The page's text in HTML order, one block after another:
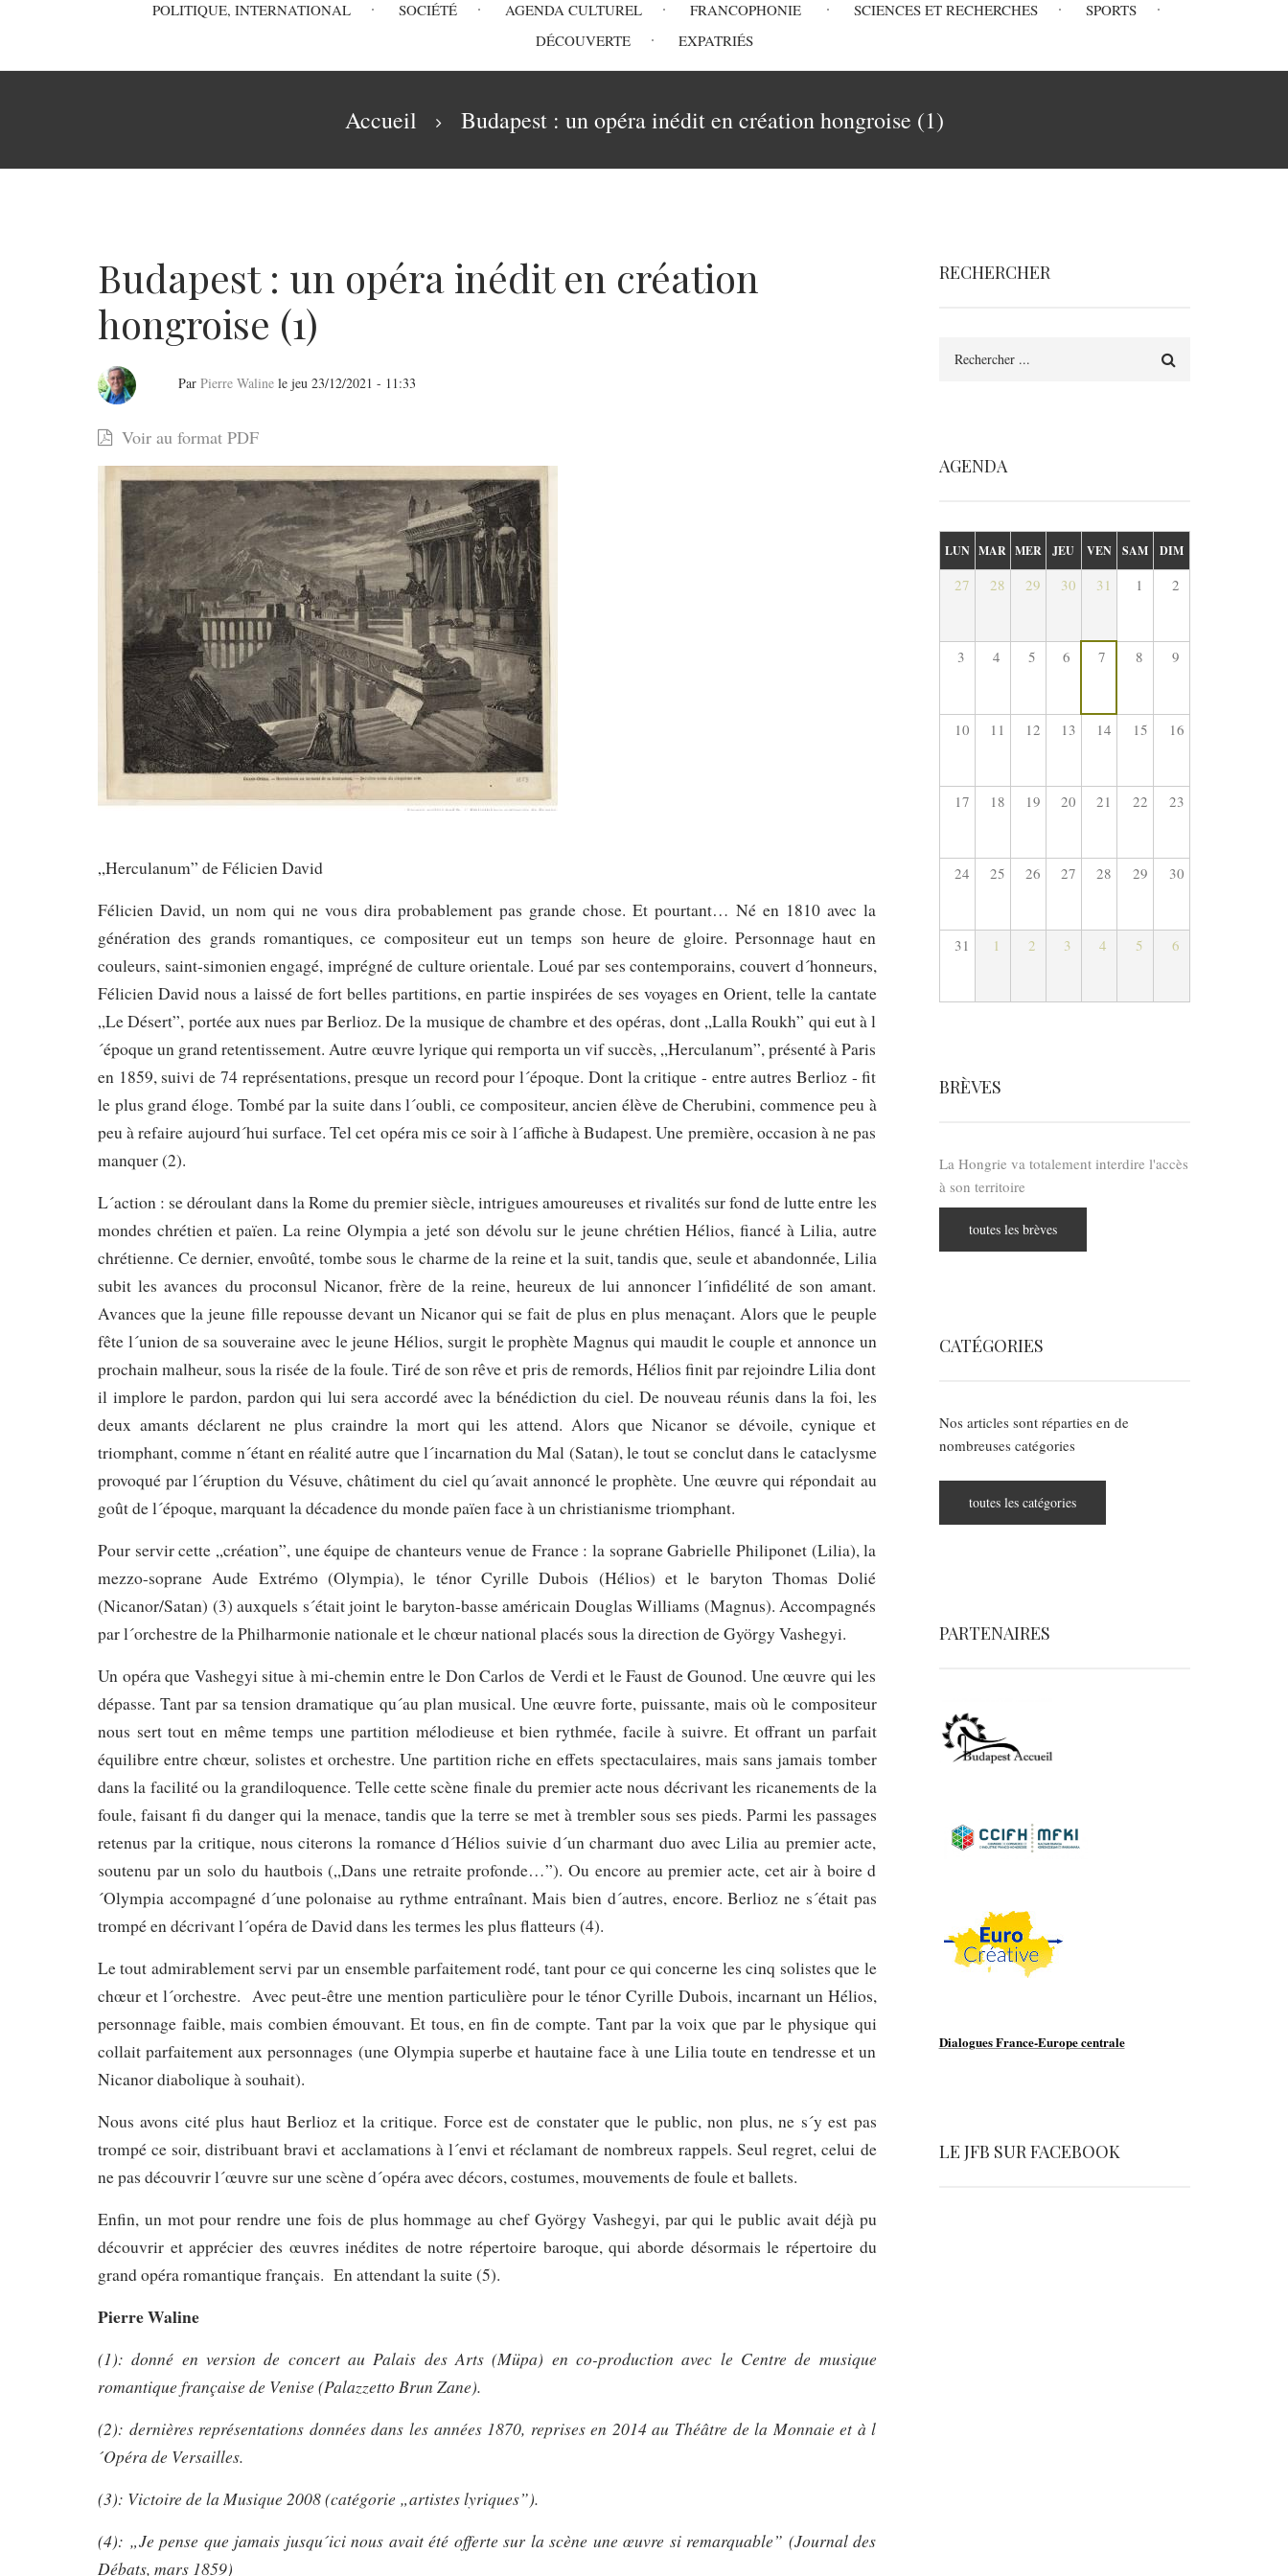
MainPOLITIQUE, INTERNATIONAL SOCIÉTÉ AGENDA CULTUREL FRANCOPHONIE SCIENCES ET RECHERCHES
SPORTS
DÉCOUVERTE
EXPATRIÉS
Accueil Budapest : un opéra inédit en création hongroise (1)
Budapest : un opéra inédit en création
hongroise (1)
Budapest
:
un
opéra
inédit
en
création
hongroise
(1)
Par Pierre Waline le jeu 23/12/2021 - 11:33
Voir au format PDF
„Herculanum” de Félicien David
Félicien David, un nom qui ne vous dira probablement pas grande chose. Et pourtant… Né en 1810 avec la
génération des grands romantiques, ce compositeur eut un temps son heure de gloire. Personnage haut en
couleurs, saint-simonien engagé, imprégné de culture orientale. Loué par ses contemporains, couvert d´honneurs,
Félicien David nous a laissé de fort belles partitions, en partie inspirées de ses voyages en Orient, telle la cantate
„Le Désert”, portée aux nues par Berlioz. De la musique de chambre et des opéras, dont „Lalla Roukh” qui eut à l
´époque un grand retentissement. Autre œuvre lyrique qui remporta un vif succès, „Herculanum”, présenté à Paris
en 1859, suivi de 74 représentations, presque un record pour l´époque. Dont la critique - entre autres Berlioz - fit
le plus grand éloge. Tombé par la suite dans l´oubli, ce compositeur, ancien élève de Cherubini, commence peu à
peu à refaire aujourd´hui surface. Tel cet opéra mis ce soir à l´affiche à Budapest. Une première, occasion à ne pas
manquer (2).
L´action : se déroulant dans la Rome du premier siècle, intrigues amoureuses et rivalités sur fond de lutte entre les
mondes chrétien et païen. La reine Olympia a jeté son dévolu sur le jeune chrétien Hélios, fiancé à Lilia, autre
chrétienne. Ce dernier, envoûté, tombe sous le charme de la reine et la suit, tandis que, seule et abandonnée, Lilia
subit les avances du proconsul Nicanor, frère de la reine, heureux de lui annoncer l´infidélité de son amant.
Avances que la jeune fille repousse devant un Nicanor qui se fait de plus en plus menaçant. Alors que le peuple
fête l´union de sa souveraine avec le jeune Hélios, surgit le prophète Magnus qui maudit le couple et annonce un
prochain malheur, sous la risée de la foule. Tiré de son rêve et pris de remords, Hélios finit par rejoindre Lilia dont
il implore le pardon, pardon qui lui sera accordé avec la bénédiction du ciel. De nouveau réunis dans la foi, les
deux amants déclarent ne plus craindre la mort qui les attend. Alors que Nicanor se dévoile, cynique et
triomphant, comme n´étant en réalité autre que l´incarnation du Mal (Satan), le tout se conclut dans le cataclysme
provoqué par l´éruption du Vésuve, châtiment du ciel qu´avait annoncé le prophète. Une œuvre qui répondait au
goût de l´époque, marquant la décadence du monde païen face à un christianisme triomphant.
Pour servir cette „création”, une équipe de chanteurs venue de France : la soprane Gabrielle Philiponet (Lilia), la
mezzo-soprane Aude Extrémo (Olympia), le ténor Cyrille Dubois (Hélios) et le baryton Thomas Dolié
(Nicanor/Satan) (3) auxquels s´était joint le baryton-basse américain Douglas Williams (Magnus). Accompagnés
par l´orchestre de la Philharmonie nationale et le chœur national placés sous la direction de György Vashegyi.
Un opéra que Vashegyi situe à mi-chemin entre le Don Carlos de Verdi et le Faust de Gounod. Une œuvre qui les
dépasse. Tant par sa tension dramatique qu´au plan musical. Une œuvre forte, puissante, mais où le compositeur
nous sert tout en même temps une partition mélodieuse et bien rythmée, facile à suivre. Et offrant un parfait
équilibre entre chœur, solistes et orchestre. Une partition riche en effets spectaculaires, mais sans jamais tomber
dans la facilité ou la grandiloquence. Telle cette scène finale du premier acte nous décrivant les ricanements de la
foule, faisant fi du danger qui la menace, tandis que la terre se met à trembler sous ses pieds. Parmi les passages
retenus par la critique, nous citerons la romance d´Hélios suivie d´un charmant duo avec Lilia au premier acte,
soutenu par un solo du hautbois („Dans une retraite profonde…”). Ou encore au premier acte, cet air à boire d
´Olympia accompagné d´une polonaise au rythme entraînant. Mais bien d´autres, encore. Berlioz ne s´était pas
trompé en décrivant l´opéra de David dans les termes les plus flatteurs (4).
Le tout admirablement servi par un ensemble parfaitement rodé, tant pour ce qui concerne les cinq solistes que le
chœur et l´orchestre. Avec peut-être une mention particulière pour le ténor Cyrille Dubois, incarnant un Hélios,
personnage faible, mais combien émouvant. Et tous, en fin de compte. Tant par la voix que par le physique qui
collait parfaitement aux personnages (une Olympia superbe et hautaine face à une Lilia toute en tendresse et un
Nicanor diabolique à souhait).
Nous avons cité plus haut Berlioz et la critique. Force est de constater que le public, non plus, ne s´y est pas
trompé ce soir, distribuant bravi et acclamations à l´envi et réclamant de nombreux rappels. Seul regret, celui de
ne pas découvrir l´œuvre sur une scène d´opéra avec décors, costumes, mouvements de foule et ballets.
Enfin, un mot pour rendre une fois de plus hommage au chef György Vashegyi, par qui le public avait déjà pu
découvrir et apprécier des œuvres inédites de notre répertoire baroque, qui aborde désormais le répertoire du
grand opéra romantique français. En attendant la suite (5).
Pierre Waline
(1): donné en version de concert au Palais des Arts (Müpa) en co-production avec le Centre de musique
romantique française de Venise (Palazzetto Brun Zane).
(2): dernières représentations données dans les années 1870, reprises en 2014 au Théâtre de la Monnaie et à l
´Opéra de Versailles.
(3): Victoire de la Musique 2008 (catégorie „artistes lyriques”).
(4): „Je pense que jamais jusqu´ici nous avait été offerte sur la scène une œuvre si remarquable” (Journal des
Débats, mars 1859)
RECHERCHER
AGENDA
LUN MAR MER JEU VEN SAM DIM
27 28 29 30 31 1 2
3 4 5 6 7 8 9
10 11 12 13 14 15 16
17 18 19 20 21 22 23
24 25 26 27 28 29 30
31 1 2 3 4 5 6
BRÈVES
La Hongrie va totalement interdire l'accès
à son territoire
toutes les brèves
CATÉGORIES
Nos articles sont réparties en de
nombreuses catégories
toutes les catégories
PARTENAIRES
Dialogues France-Europe centrale
LE JFB SUR FACEBOOK